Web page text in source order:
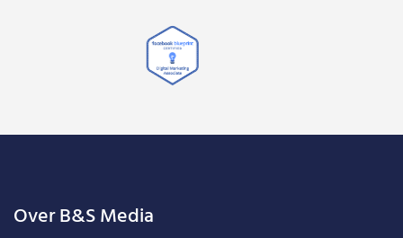
Over B&S Media